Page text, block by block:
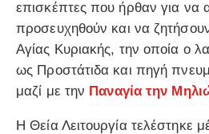
επισκέπτες που ήρθαν για να
προσευχηθούν και να ζητήσουν
Αγίας Κυριακής, την οποία ο
ως Προστάτιδα και πηγή
μαζί με την Παναγία την
Η Θεία Λειτουργία τελέστηκε